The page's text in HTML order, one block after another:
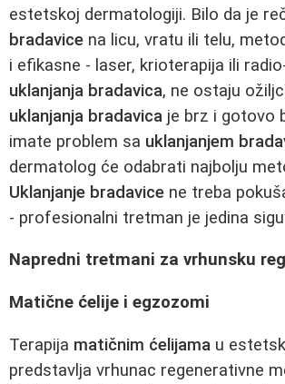
estetskoj dermatologiji. Bilo da je
bradavice na licu, vratu ili telu,
i efikasne - laser, krioterapija ili
uklanjanja bradavica, ne ostaju
uklanjanja bradavica je brz i gotovo
imate problem sa uklanjanjem
dermatolog će odabrati najbolju
Uklanjanje bradavice ne treba
- profesionalni tretman je jedina
Napredni tretmani za vrhunsku
Matične ćelije i egzozomi
Terapija matičnim ćelijama u
predstavlja vrhunac regenerativne